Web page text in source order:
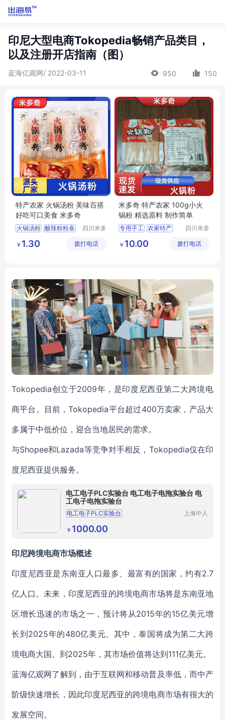
印尼大型电商Tokopedia畅销产品类目，
以及注册开店指南（图）
蓝海亿观网/ 2022-03-11 950 150
特产农家 火锅汤粉 美味百搭
好吃可口美食 米多奇
火锅汤粉 酸辣粉粉条
火锅食材
四川米多
限公司
￥ 1.30 拨打电话
米多奇 特产农家 100g小火
锅粉 精选原料 制作简单
专用手工 农家特产
正宗纯手工
四川米多
限公司
￥ 10.00 拨打电话
Tokopedia创立于2009年，是印度尼西亚第二大跨境电
商平台。目前，Tokopedia平台超过400万卖家，产品大
多属于中低价位，迎合当地居民的需求。
与Shopee和Lazada等竞争对手相反，Tokopedia仅在印
度尼西亚提供服务。
电工电子PLC实验台 电工电子电拖实验台 电
工电子电拖实验台
电工电子PLC实验台
电工电子及PLC实训台
电工电子电拖实验台
上海中人
￥ 1000.00
印尼跨境电商市场概述
印度尼西亚是东南亚人口最多、最富有的国家，约有2.7
亿人口。未来，印度尼西亚的跨境电商市场将是东南亚地
区增长迅速的市场之一，预计将从2015年的15亿美元增
长到2025年的480亿美元。其中，泰国将成为第二大跨
境电商大国。到2025年，其市场价值将达到111亿美元。
蓝海亿观网了解到，由于互联网和移动普及率低，而中产
阶级快速增长，因此印度尼西亚的跨境电商市场有很大的
发展空间。